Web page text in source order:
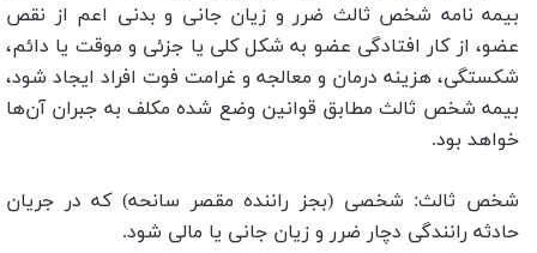
بیمه نامه شخص ثالث ضرر و زیان جانی و بدنی اعم از نقص
عضو، از کار افتادگی عضو به شکل کلی یا جزئی و موقت یا دائم،
شکستگی، هزینه درمان و معالجه و غرامت فوت افراد ایجاد شود،
بیمه شخص ثالث مطابق قوانین وضع شده مکلف به جبران آن‌ها
خواهد بود.
شخص ثالث: شخصی (بجز راننده مقصر سانحه) که در جریان
حادثه رانندگی دچار ضرر و زیان جانی یا مالی شود.